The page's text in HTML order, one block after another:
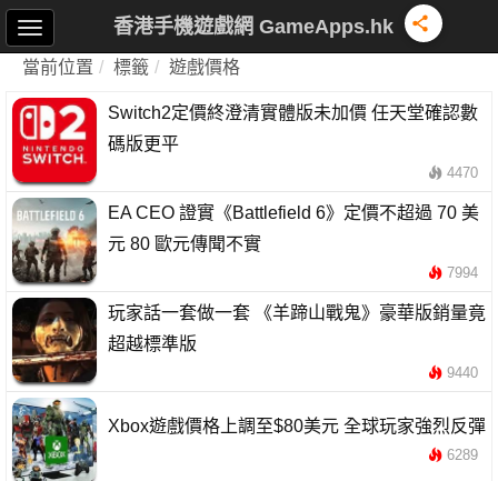
香港手機遊戲網 GameApps.hk
當前位置 標籤 遊戲價格
Switch2定價終澄清實體版未加價 任天堂確認數
碼版更平
4470
EA CEO 證實《Battlefield 6》定價不超過 70 美
元 80 歐元傳聞不實
7994
玩家話一套做一套 《羊蹄山戰鬼》豪華版銷量竟
超越標準版
9440
Xbox遊戲價格上調至$80美元 全球玩家強烈反彈
6289